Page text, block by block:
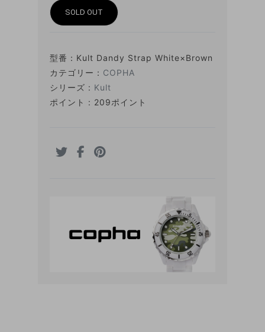
SOLD OUT
型番： Kult Dandy Strap White×Brown
カテゴリー： COPHA
シリーズ : Kult
ポイント : 209ポイント
BRAND STORY